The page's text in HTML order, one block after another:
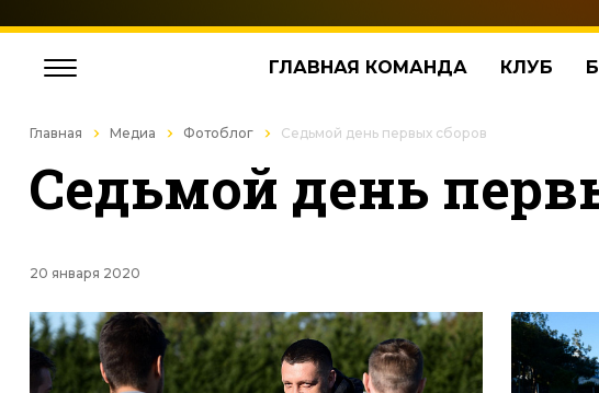
ГЛАВНАЯ КОМАНДА КЛУБ
Главная Медиа Фотоблог Седьмой день первых сборов
Седьмой день
20 января 2020